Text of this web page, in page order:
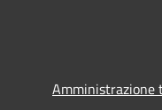
Amministrazione